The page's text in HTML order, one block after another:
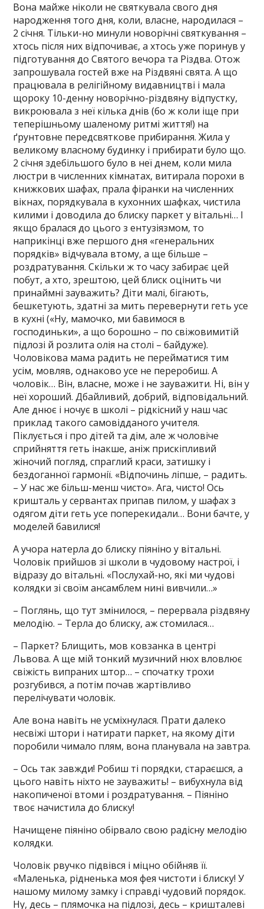
Вона майже ніколи не святкувала свого дня
народження того дня, коли, власне, народилася –
2 січня. Тільки-но минули новорічні святкування –
хтось після них відпочиває, а хтось уже поринув у
підготування до Святого вечора та Різдва. Отож
запрошувала гостей вже на Різдвяні свята. А що
працювала в релігійному видавництві і мала
щороку 10-денну новорічно-різдвяну відпустку,
викроювала з неї кілька днів (бо ж коли іще при
теперішньому шаленому ритмі життя!) на
ґрунтовне передсвяткове прибирання. Жила у
великому власному будинку і прибирати було що.
2 січня здебільшого було в неї днем, коли мила
люстри в численних кімнатах, витирала порохи в
книжкових шафах, прала фіранки на численних
вікнах, порядкувала в кухонних шафках, чистила
килими і доводила до блиску паркет у вітальні… І
якщо бралася до цього з ентузіязмом, то
наприкінці вже першого дня «генеральних
порядків» відчувала втому, а ще більше –
роздратування. Скільки ж то часу забирає цей
побут, а хто, зрештою, цей блиск оцінить чи
принаймні зауважить? Діти малі, бігають,
бешкетують, здатні за мить перевернути геть усе
в кухні («Ну, мамочко, ми бавимося в
господиньки», а що борошно – по свіжовимитій
підлозі й розлита олія на столі – байдуже).
Чоловікова мама радить не перейматися тим
усім, мовляв, однаково усе не переробиш. А
чоловік… Він, власне, може і не зауважити. Ні, він у
неї хороший. Дбайливий, добрий, відповідальний.
Але днює і ночує в школі – рідкісний у наш час
приклад такого самовідданого учителя.
Піклується і про дітей та дім, але ж чоловіче
сприйняття геть інакше, аніж прискіпливий
жіночий погляд, спраглий краси, затишку і
бездоганної гармонії. «Відпочинь ліпше, – радить.
– У нас же більш-менш чисто». Ага, чисто! Ось
кришталь у сервантах припав пилом, у шафах з
одягом діти геть усе поперекидали… Вони бачте, у
моделей бавилися!
А учора натерла до блиску піяніно у вітальні.
Чоловік прийшов зі школи в чудовому настрої, і
відразу до вітальні. «Послухай-но, які ми чудові
колядки зі своїм ансамблем нині вивчили…»
– Поглянь, що тут змінилося, – перервала різдвяну
мелодію. – Терла до блиску, аж стомилася…
– Паркет? Блищить, мов ковзанка в центрі
Львова. А ще мій тонкий музичний нюх вловлює
свіжість випраних штор… – спочатку трохи
розгубився, а потім почав жартівливо
перелічувати чоловік.
Але вона навіть не усміхнулася. Прати далеко
несвіжі штори і натирати паркет, на якому діти
поробили чимало плям, вона планувала на завтра.
– Ось так завжди! Робиш ті порядки, стараєшся, а
цього навіть ніхто не зауважить! – вибухнула від
накопиченої втоми і роздратування. – Піяніно
твоє начистила до блиску!
Начищене піяніно обірвало свою радісну мелодію
колядки.
Чоловік рвучко підвівся і міцно обійняв її.
«Маленька, рідненька моя фея чистоти і блиску! У
нашому милому замку і справді чудовий порядок.
Ну, десь – плямочка на підлозі, десь – кришталеві